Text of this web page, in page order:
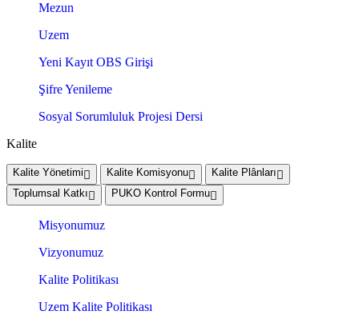
Mezun
Uzem
Yeni Kayıt OBS Girişi
Şifre Yenileme
Sosyal Sorumluluk Projesi Dersi
Kalite
Kalite Yönetimi Kalite Komisyonu
Kalite Plânları
Toplumsal Katkı
PUKO Kontrol Formu
Misyonumuz
Vizyonumuz
Kalite Politikası
Uzem Kalite Politikası